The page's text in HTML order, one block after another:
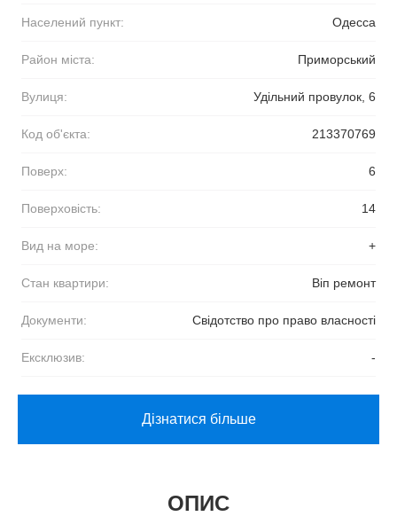
Населений пункт: Одесса
Район міста: Приморський
Вулиця: Удільний провулок, 6
Код об'єкта: 213370769
Поверх: 6
Поверховість: 14
Вид на море: +
Стан квартири: Віп ремонт
Документи: Свідотство про право власності
Ексклюзив: -
Дізнатися більше
ОПИС